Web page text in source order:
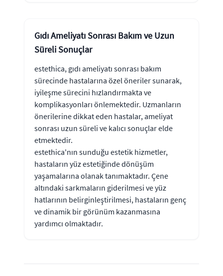
Gıdı Ameliyatı Sonrası Bakım ve Uzun
Süreli Sonuçlar
estethica, gıdı ameliyatı sonrası bakım
sürecinde hastalarına özel öneriler sunarak,
iyileşme sürecini hızlandırmakta ve
komplikasyonları önlemektedir. Uzmanların
önerilerine dikkat eden hastalar, ameliyat
sonrası uzun süreli ve kalıcı sonuçlar elde
etmektedir.
estethica'nın sunduğu estetik hizmetler,
hastaların yüz estetiğinde dönüşüm
yaşamalarına olanak tanımaktadır. Çene
altındaki sarkmaların giderilmesi ve yüz
hatlarının belirginleştirilmesi, hastaların genç
ve dinamik bir görünüm kazanmasına
yardımcı olmaktadır.